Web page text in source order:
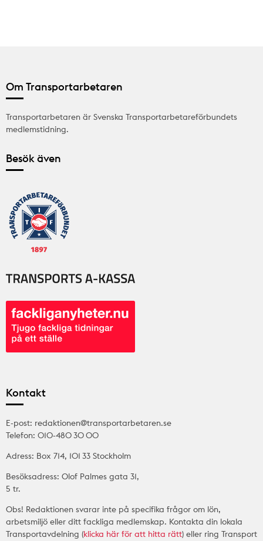
Om Transportarbetaren
Transportarbetaren är Svenska Transportarbetareförbundets
medlemstidning.
Besök även
Kontakt
E-post: redaktionen@transportarbetaren.se
Telefon: 010-480 30 00
Adress: Box 714, 101 33 Stockholm
Besöksadress: Olof Palmes gata 31,
5 tr.
Obs! Redaktionen svarar inte på specifika frågor om lön,
arbetsmiljö eller ditt fackliga medlemskap. Kontakta din lokala
Transportavdelning (klicka här för att hitta rätt) eller ring Transport